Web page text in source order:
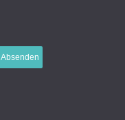
Absenden